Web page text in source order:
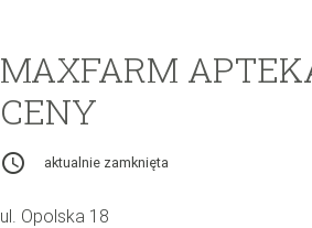
MAXFARM
CENY
access_time aktualnie zamknięta
ul. Opolska 18